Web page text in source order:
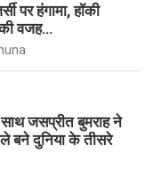
पर हंगामा, हॉकी
की वजह…
जसप्रीत बुमराह ने
बने दुनिया के तीसरे